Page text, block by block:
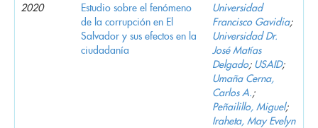
2020
Estudio sobre el fenómeno
de la corrupción en El
Salvador y sus efectos en la
ciudadanía
Universidad
Francisco Gavidia;
Universidad Dr.
José Matías
Delgado; USAID;
Umaña Cerna,
Carlos A.;
Peñailillo, Miguel;
Iraheta, May Evelyn